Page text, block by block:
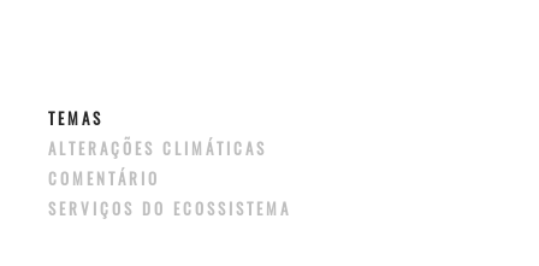
TEMAS
ALTERAÇÕES CLIMÁTICAS
COMENTÁRIO
SERVIÇOS DO ECOSSISTEMA